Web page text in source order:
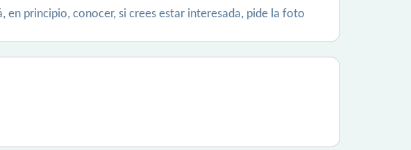
principio, conocer, si crees estar interesada, pide la foto